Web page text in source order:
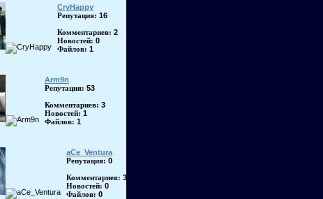
CryHappy
Репутация: 16
Комментариев: 2
Новостей: 0
Файлов: 1
Arm9n
Репутация: 53
Комментариев: 3
Новостей: 1
Файлов: 1
aCe_Ventura
Репутация: 0
Комментариев: 3
Новостей: 0
Файлов: 0